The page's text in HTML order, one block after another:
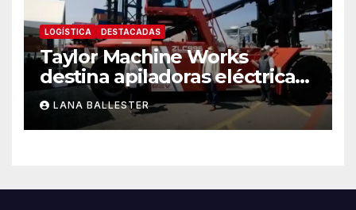
LOGÍSTICA DESTACADAS
Taylor Machine Works
destina apiladoras eléctricas
de contenedores de cero
emisiones a Yusen Terminals
en el Puerto de Los Ángeles
LANA BALLESTER